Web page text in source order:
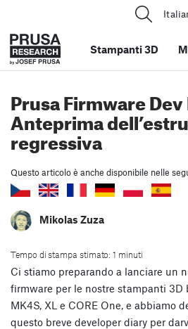
Stampanti 3D
Prusa Firmware Dev
Anteprima
regressiva
Questo articolo è anche disponibile nelle
Mikolas Zuza
Tempo di stampa stimato: 1 minuti
Ci stiamo preparando a lanciare un
firmware per le nostre stampanti 3D
MK4S, XL e CORE One, e abbiamo
questo breve developer diary per